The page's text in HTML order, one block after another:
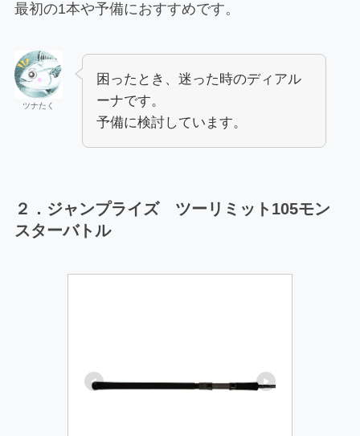
最初の1本や予備におすすめです。
ツナたく
困ったとき、迷った時のディアル
ーナです。
予備に検討しています。
２．ジャンプライズ ツーリミット105モン
スターバトル